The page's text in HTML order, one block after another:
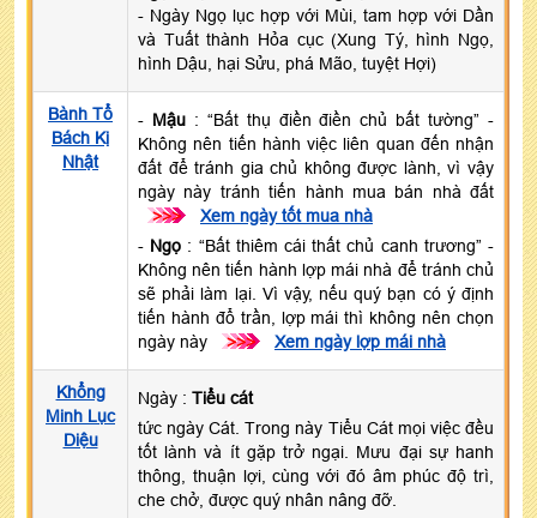
- Ngày Ngọ lục hợp với Mùi, tam hợp với Dần
và Tuất thành Hỏa cục (Xung Tý, hình Ngọ,
hình Dậu, hại Sửu, phá Mão, tuyệt Hợi)
Bành Tổ
Bách Kị
Nhật
- Mậu: “Bất thụ điền điền chủ bất tường” -
Không nên tiến hành việc liên quan đến nhận
đất để tránh gia chủ không được lành, vì vậy
ngày này tránh tiến hành mua bán nhà đất
>>>
Xem ngày tốt mua nhà
- Ngọ : “Bất thiêm cái thất chủ canh trương” -
Không nên tiến hành lợp mái nhà để tránh chủ
sẽ phải làm lại. Vì vậy, nếu quý bạn có ý định
tiến hành đổ trần, lợp mái thì không nên chọn
ngày này
>>> Xem ngày lợp mái nhà
Khổng
Minh Lục
Diệu
Ngày : Tiểu cát
tức ngày Cát. Trong này Tiểu Cát mọi việc đều
tốt lành và ít gặp trở ngại. Mưu đại sự hanh
thông, thuận lợi, cùng với đó âm phúc độ trì,
che chở, được quý nhân nâng đỡ.